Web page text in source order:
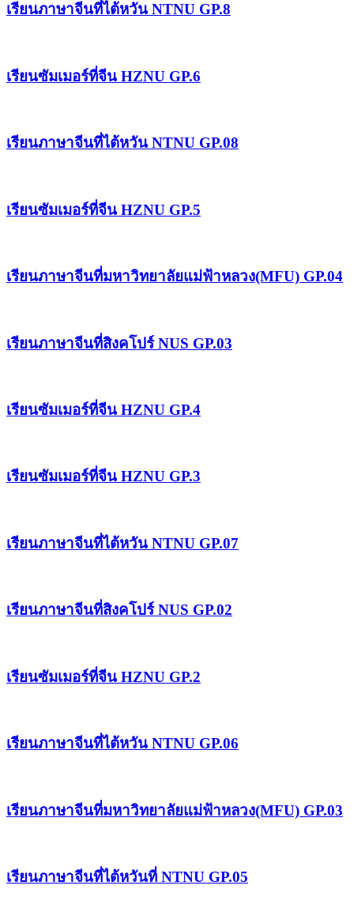
เรียนภาษาจีนที่ไต้หวัน NTNU GP.8
เรียนซัมเมอร์ที่จีน HZNU GP.6
เรียนภาษาจีนที่ไต้หวัน NTNU GP.08
เรียนซัมเมอร์ที่จีน HZNU GP.5
เรียนภาษาจีนที่มหาวิทยาลัยแม่ฟ้าหลวง(MFU) GP.04
เรียนภาษาจีนที่สิงคโปร์ NUS GP.03
เรียนซัมเมอร์ที่จีน HZNU GP.4
เรียนซัมเมอร์ที่จีน HZNU GP.3
เรียนภาษาจีนที่ไต้หวัน NTNU GP.07
เรียนภาษาจีนที่สิงคโปร์ NUS GP.02
เรียนซัมเมอร์ที่จีน HZNU GP.2
เรียนภาษาจีนที่ไต้หวัน NTNU GP.06
เรียนภาษาจีนที่มหาวิทยาลัยแม่ฟ้าหลวง(MFU) GP.03
เรียนภาษาจีนที่ไต้หวันที่ NTNU GP.05